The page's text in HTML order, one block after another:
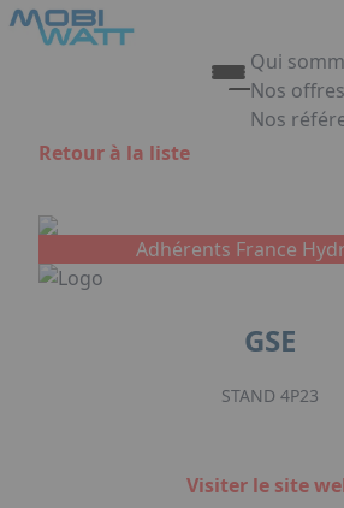
Aller au contenu principal
Qui
Nos offres
Nos
Retour à la liste
Adhérents France
GSE
STAND 4P23
Visiter le site
Panneau de gestion des cookies